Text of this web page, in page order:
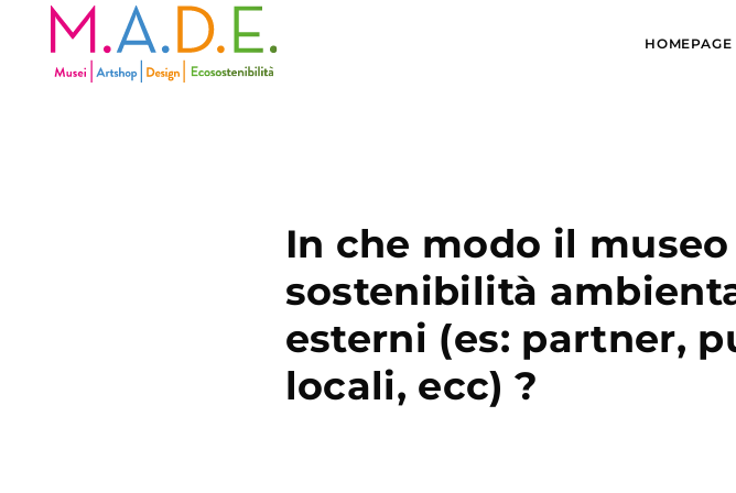
HOMEPAGE
In che modo il
sostenibilità
esterni (es: partner,
locali, ecc) ?